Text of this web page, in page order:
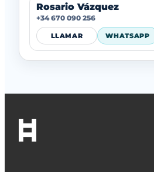
Rosario Vázquez
+34 670 090 256
LLAMAR WHATSAPP